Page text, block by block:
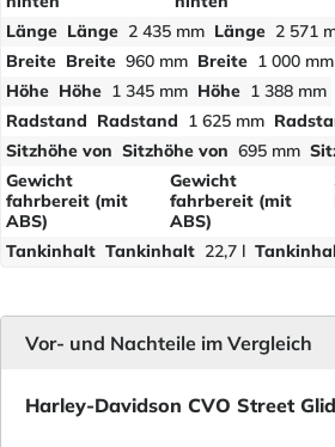
Länge Länge 2 435 mm Länge 2 571
Breite Breite 960 mm Breite 1 000 mm
Höhe Höhe 1 345 mm Höhe 1 388 mm
Radstand Radstand 1 625 mm
Sitzhöhe von Sitzhöhe von 695 mm
Gewicht
fahrbereit (mit
ABS)
Gewicht
fahrbereit (mit
ABS)
Tankinhalt Tankinhalt 22,7 l
Vor- und Nachteile im Vergleich
Harley-Davidson CVO Street